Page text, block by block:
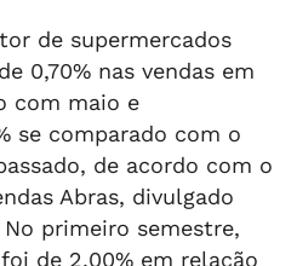
de supermercados
0,70% nas vendas em
com maio e
se comparado com o
de acordo com o
Abras, divulgado
primeiro semestre,
de 2,00% em relação